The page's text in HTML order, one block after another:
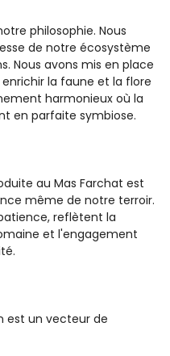
philosophie. Nous
de notre écosystème
Nous avons mis en place
la faune et la flore
harmonieux où la
en parfaite symbiose.
au Mas Farchat est
même de notre terroir.
reflètent la
et l'engagement
est un vecteur de